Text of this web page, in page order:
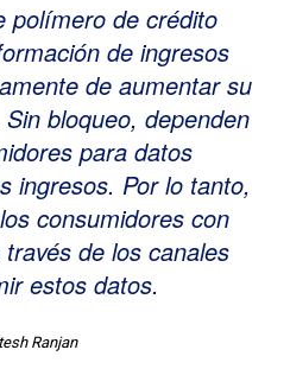
polímero de crédito
de ingresos
de aumentar su
bloqueo, dependen
para datos
ingresos. Por lo tanto,
consumidores con
de los canales
estos datos.
Ranjan